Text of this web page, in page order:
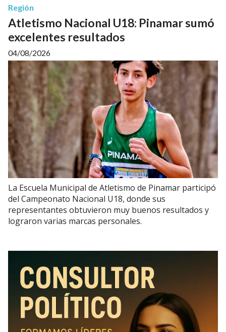
Atletismo Nacional U18: Pinamar sumó
excelentes resultados
Región
04/08/2026
La Escuela Municipal de Atletismo de Pinamar participó
del Campeonato Nacional U18, donde sus
representantes obtuvieron muy buenos resultados y
lograron varias marcas personales.